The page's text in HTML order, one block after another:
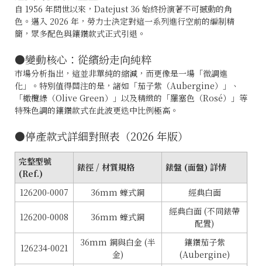
自 1956 年問世以來，Datejust 36 始終扮演著不可撼動的角
色。邁入 2026 年，勞力士決定對這一系列進行空前的編制精
簡，眾多配色與鑲鑽款式正式引退。
●變動核心：從繽紛走向純粹
市場分析指出，這並非單純的縮減，而更像是一場「微調進
化」。特別值得關注的是，諸如「茄子紫（Aubergine）」、
「橄欖綠（Olive Green）」以及精緻的「羅塞色（Rosé）」等
特殊色調的鑲鑽款式在此波更迭中比例極高。
●停產款式詳細對照表（2026 年版）
完整型號
(Ref.)
錶徑 / 材質規格 錶盤 (面盤) 詳情
126200-0007 36mm 蠔式鋼 經典白面
126200-0008 36mm 蠔式鋼
經典白面 (不同錶帶
配置)
126234-0021
36mm 鋼與白金 (半
金)
鑲鑽茄子紫
(Aubergine)